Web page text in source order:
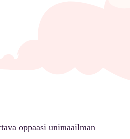
oppaasi unimaailman